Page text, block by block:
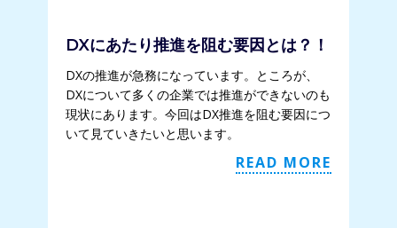
DXにあたり推進を阻む要因とは？！
DXの推進が急務になっています。ところが、
DXについて多くの企業では推進ができないのも
現状にあります。今回はDX推進を阻む要因につ
いて見ていきたいと思います。
READ MORE